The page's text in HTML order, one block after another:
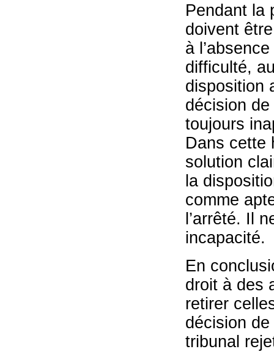
Pendant la
doivent
à
difficulté,
disposition
décision de
toujours
Dans cette
solution
la
comme
l’arrêté. Il
incapacité.
En
droit à des
retirer
décision
tribunal